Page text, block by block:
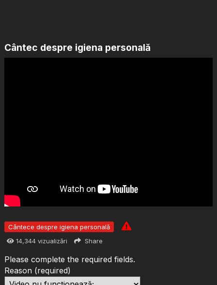
Cântec despre igiena personală
Cântece despre igiena personală
14,344vizualizări Share
Please complete the required fields.
Reason (required)